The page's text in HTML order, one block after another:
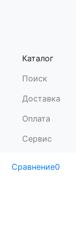
Каталог
Поиск
Доставка
Оплата
Сервис
Сравнение0